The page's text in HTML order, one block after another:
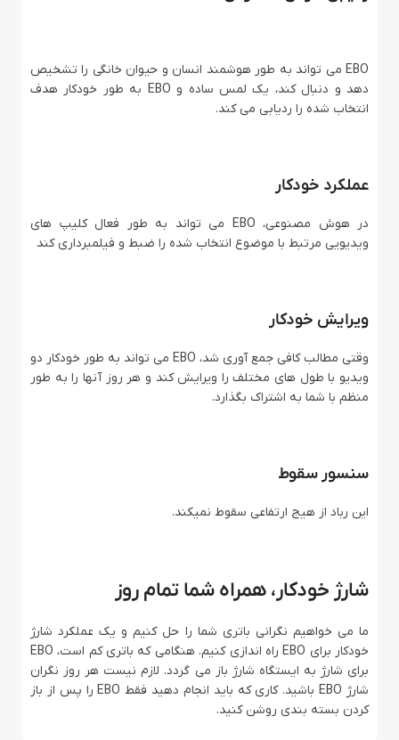
EBO می تواند به طور هوشمند انسان و حیوان خانگی را تشخیص
دهد و دنبال کند، یک لمس ساده و EBO به طور خودکار هدف
انتخاب شده را ردیابی می کند.
عملکرد خودکار
در هوش مصنوعی، EBO می تواند به طور فعال کلیپ های
ویدیویی مرتبط با موضوع انتخاب شده را ضبط و فیلمبرداری کند
ویرایش خودکار
وقتی مطالب کافی جمع آوری شد، EBO می تواند به طور خودکار دو
ویدیو با طول های مختلف را ویرایش کند و هر روز آنها را به طور
منظم با شما به اشتراک بگذارد.
سنسور سقوط
این رباد از هیج ارتفاعی سقوط نمیکند.
شارژ خودکار، همراه شما تمام روز
ما می خواهیم نگرانی باتری شما را حل کنیم و یک عملکرد شارژ
خودکار برای EBO راه اندازی کنیم. هنگامی که باتری کم است، EBO
برای شارژ به ایستگاه شارژ باز می گردد. لازم نیست هر روز نگران
شارژ EBO باشید. کاری که باید انجام دهید فقط EBO را پس از باز
کردن بسته بندی روشن کنید.